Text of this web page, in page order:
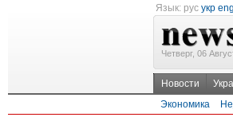
Язык: рус укр eng
Четверг, 06
Новости
Экономика